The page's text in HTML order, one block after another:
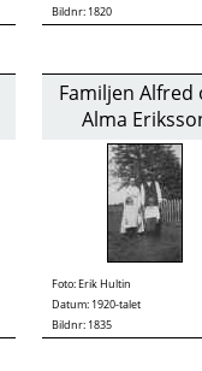
Bildnr: 1820
Familjen Alfred
Alma
Foto:Erik Hultin
Datum: 1920-talet
Bildnr: 1835